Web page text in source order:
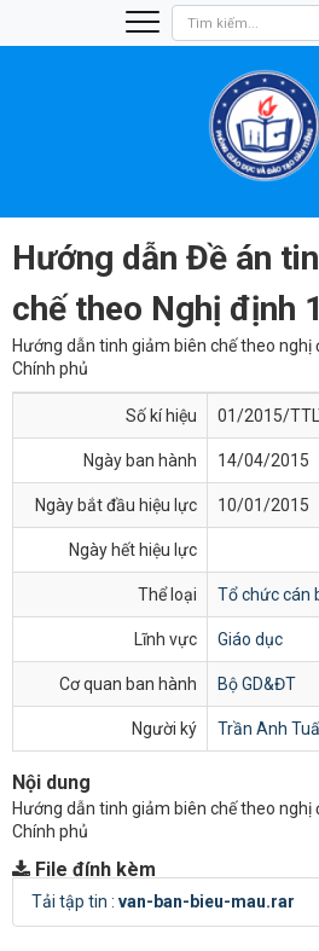
Hướng dẫn Đề án
chế theo Nghị định
Hướng dẫn tinh giảm biên chế theo
Chính phủ
Số kí hiệu 01/2015/
Ngày ban hành 14/04/2015
Ngày bắt đầu hiệu lực 10/01/2015
Ngày hết hiệu lực
Thể loại Tổ chức cán
Lĩnh vực Giáo dục
Cơ quan ban hành Bộ GD&ĐT
Người ký Trần Anh
Nội dung
Hướng dẫn tinh giảm biên chế theo
Chính phủ
File đính kèm
Tải tập tin : van-ban-bieu-mau.rar